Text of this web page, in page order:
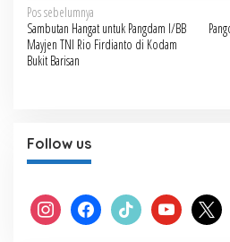
Navigasi
pos
Pos sebelumnya
Sambutan Hangat untuk Pangdam I/BB
Mayjen TNI Rio Firdianto di Kodam
Bukit Barisan
Follow us
instagram facebook tiktok youtube x